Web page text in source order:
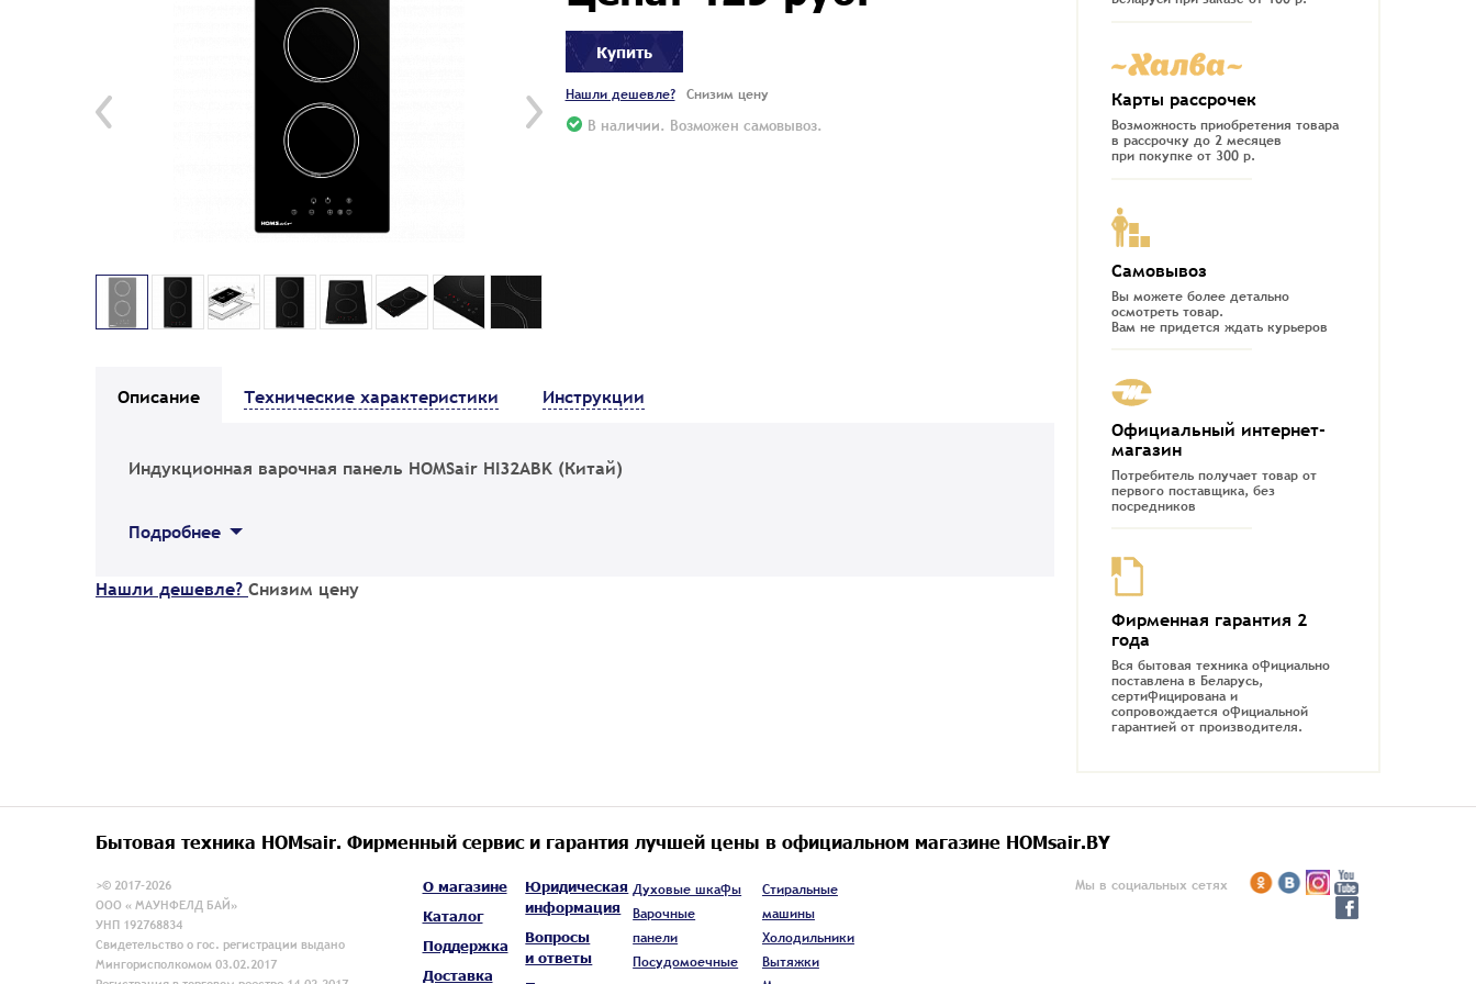
Купить
Нашли дешевле? Снизим цену
В наличии. Возможен самовывоз.
Описание Технические характеристики Инструкции
Индукционная варочная панель HOMSair HI32ABK (Китай)
Подробнее
Нашли дешевле? Снизим цену
Карты рассрочек
Возможность приобретения товара
в рассрочку до 2 месяцев
при покупке от 300 р.
Самовывоз
Вы можете более детально
осмотреть товар.
Вам не придется ждать курьеров
Официальный интернет-
магазин
Потребитель получает товар от
первого поставщика, без
посредников
Фирменная гарантия 2
года
Вся бытовая техника официально
поставлена в Беларусь,
сертифицирована и
сопровождается официальной
гарантией от производителя.
Бытовая техника HOMsair. Фирменный сервис и гарантия лучшей цены в официальном магазине HOMsair.BY
>© 2017-2026
ООО « МАУНФЕЛД БАЙ»
УНП 192768834
Свидетельство о гос. регистрации выдано
Мингорисполкомом 03.02.2017
О магазине
Каталог
Поддержка
Доставка
Юридическая
информация
Вопросы
и ответы
Духовые шкафы
Варочные
панели
Посудомоечные
Стиральные
машины
Холодильники
Вытяжки
Мы в социальных сетях